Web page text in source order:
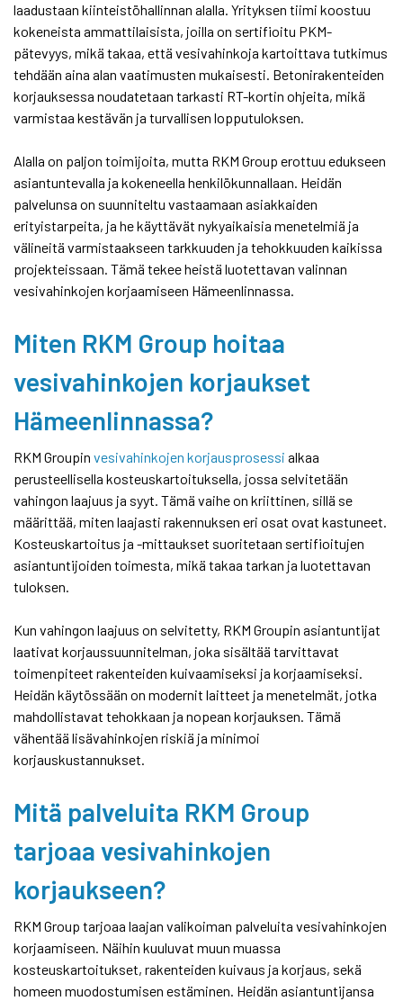
laadustaan kiinteistöhallinnan alalla. Yrityksen tiimi koostuu
kokeneista ammattilaisista, joilla on sertifioitu PKM-
pätevyys, mikä takaa, että vesivahinkoja kartoittava tutkimus
tehdään aina alan vaatimusten mukaisesti. Betonirakenteiden
korjauksessa noudatetaan tarkasti RT-kortin ohjeita, mikä
varmistaa kestävän ja turvallisen lopputuloksen.
Alalla on paljon toimijoita, mutta RKM Group erottuu edukseen
asiantuntevalla ja kokeneella henkilökunnallaan. Heidän
palvelunsa on suunniteltu vastaamaan asiakkaiden
erityistarpeita, ja he käyttävät nykyaikaisia menetelmiä ja
välineitä varmistaakseen tarkkuuden ja tehokkuuden kaikissa
projekteissaan. Tämä tekee heistä luotettavan valinnan
vesivahinkojen korjaamiseen Hämeenlinnassa.
Miten RKM Group hoitaa
vesivahinkojen korjaukset
Hämeenlinnassa?
RKM Groupin vesivahinkojen korjausprosessi alkaa
perusteellisella kosteuskartoituksella, jossa selvitetään
vahingon laajuus ja syyt. Tämä vaihe on kriittinen, sillä se
määrittää, miten laajasti rakennuksen eri osat ovat kastuneet.
Kosteuskartoitus ja -mittaukset suoritetaan sertifioitujen
asiantuntijoiden toimesta, mikä takaa tarkan ja luotettavan
tuloksen.
Kun vahingon laajuus on selvitetty, RKM Groupin asiantuntijat
laativat korjaussuunnitelman, joka sisältää tarvittavat
toimenpiteet rakenteiden kuivaamiseksi ja korjaamiseksi.
Heidän käytössään on modernit laitteet ja menetelmät, jotka
mahdollistavat tehokkaan ja nopean korjauksen. Tämä
vähentää lisävahinkojen riskiä ja minimoi
korjauskustannukset.
Mitä palveluita RKM Group
tarjoaa vesivahinkojen
korjaukseen?
RKM Group tarjoaa laajan valikoiman palveluita vesivahinkojen
korjaamiseen. Näihin kuuluvat muun muassa
kosteuskartoitukset, rakenteiden kuivaus ja korjaus, sekä
homeen muodostumisen estäminen. Heidän asiantuntijansa